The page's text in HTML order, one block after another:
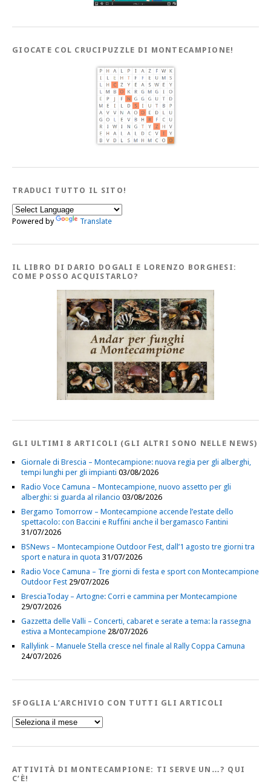
GIOCATE COL CRUCIPUZZLE DI MONTECAMPIONE!
TRADUCI TUTTO IL SITO!
Powered by Translate
IL LIBRO DI DARIO DOGALI E LORENZO BORGHESI:
COME POSSO ACQUISTARLO?
GLI ULTIMI 8 ARTICOLI (GLI ALTRI SONO NELLE NEWS)
Giornale di Brescia – Montecampione: nuova regia per gli alberghi,
tempi lunghi per gli impianti 03/08/2026
Radio Voce Camuna – Montecampione, nuovo assetto per gli
alberghi: si guarda al rilancio 03/08/2026
Bergamo Tomorrow – Montecampione accende l’estate dello
spettacolo: con Baccini e Ruffini anche il bergamasco Fantini
31/07/2026
BSNews – Montecampione Outdoor Fest, dall’1 agosto tre giorni tra
sport e natura in quota 31/07/2026
Radio Voce Camuna – Tre giorni di festa e sport con Montecampione
Outdoor Fest 29/07/2026
BresciaToday – Artogne: Corri e cammina per Montecampione
29/07/2026
Gazzetta delle Valli – Concerti, cabaret e serate a tema: la rassegna
estiva a Montecampione 28/07/2026
Rallylink – Manuele Stella cresce nel finale al Rally Coppa Camuna
24/07/2026
SFOGLIA L’ARCHIVIO CON TUTTI GLI ARTICOLI
Sfoglia
l’Archivio
tutti
Articoli
ATTIVITÀ DI MONTECAMPIONE: TI SERVE UN…? QUI
C’È!